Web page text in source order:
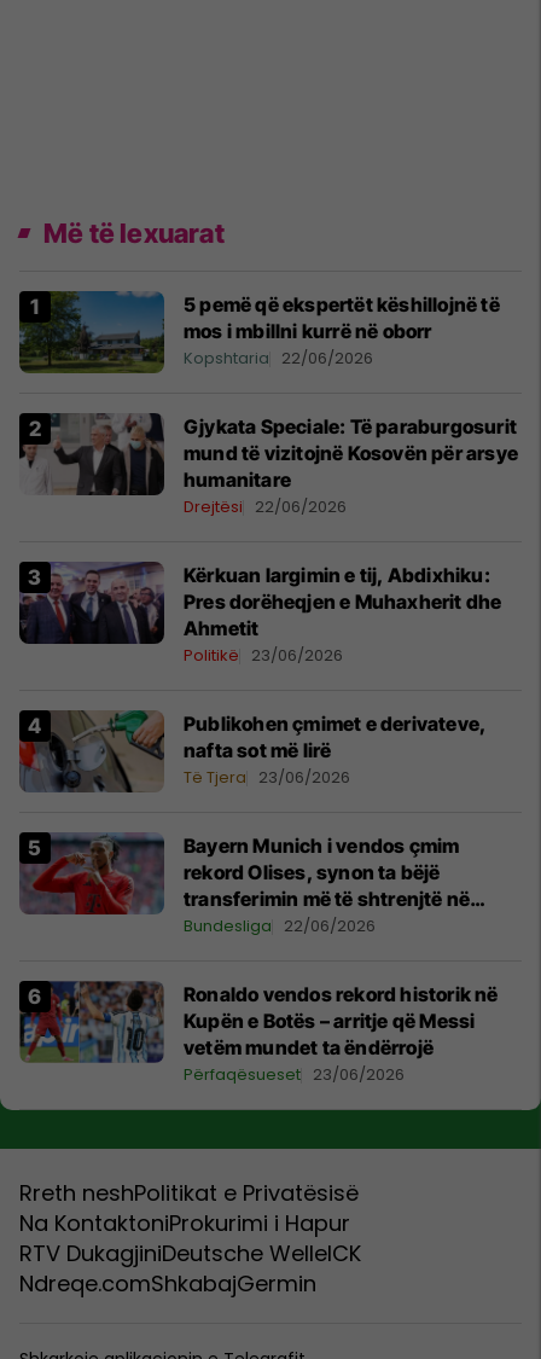
Më të lexuarat
5 pemë që ekspertët këshillojnë të
mos i mbillni kurrë në oborr
Kopshtaria 22/06/2026
​Gjykata Speciale: Të paraburgosurit
mund të vizitojnë Kosovën për arsye
humanitare
Drejtësi 22/06/2026
Kërkuan largimin e tij, Abdixhiku:
Pres dorëheqjen e Muhaxherit dhe
Ahmetit
Politikë 23/06/2026
Publikohen çmimet e derivateve,
nafta sot më lirë
Të Tjera 23/06/2026
Bayern Munich i vendos çmim
rekord Olises, synon ta bëjë
transferimin më të shtrenjtë në
histori
Bundesliga 22/06/2026
Ronaldo vendos rekord historik në
Kupën e Botës – arritje që Messi
vetëm mundet ta ëndërrojë
Përfaqësueset 23/06/2026
Rreth neshPolitikat e Privatësisë
Na KontaktoniProkurimi i Hapur
RTV DukagjiniDeutsche WelleICK
Ndreqe.comShkabajGermin